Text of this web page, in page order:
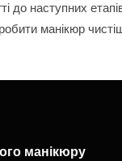
до наступних
манікюр
манікюру